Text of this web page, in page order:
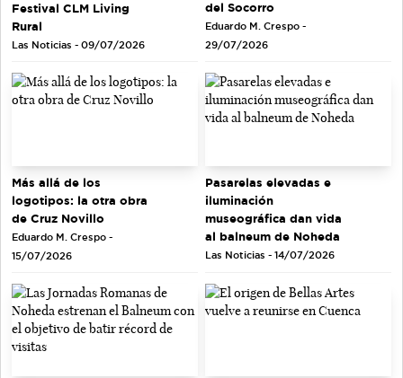
Festival CLM Living
Rural
Las Noticias - 09/07/2026
del Socorro
Eduardo M. Crespo -
29/07/2026
Más allá de los
logotipos: la otra obra
de Cruz Novillo
Eduardo M. Crespo -
15/07/2026
Pasarelas elevadas e
iluminación
museográfica dan vida
al balneum de Noheda
Las Noticias - 14/07/2026